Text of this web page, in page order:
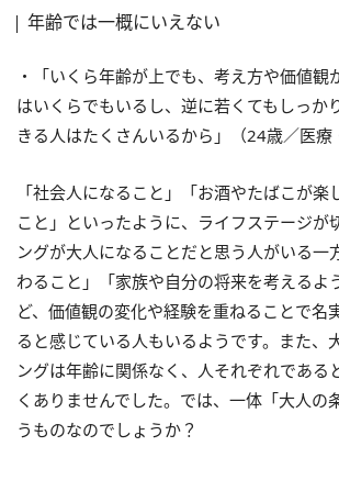
年齢では一概にいえない
・「いくら年齢が上でも、考え方や価値観
はいくらでもいるし、逆に若くてもしっか
きる人はたくさんいるから」（24歳／医療
「社会人になること」「お酒やたばこが楽
こと」といったように、ライフステージが
ングが大人になることだと思う人がいる一
わること」「家族や自分の将来を考えるよ
ど、価値観の変化や経験を重ねることで名
ると感じている人もいるようです。また、
ングは年齢に関係なく、人それぞれである
くありませんでした。では、一体「大人の
うものなのでしょうか？